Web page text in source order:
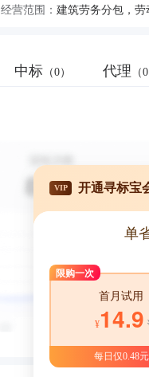
经营范围：
中标 （0） 代理 （0
VIP 开通寻标宝
单
限购一次
首月试用
¥14.9
每日仅0.48元